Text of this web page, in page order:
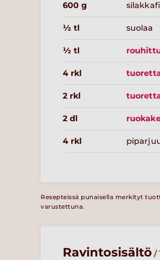
600 g
½ tl suolaa
½ tl
4 rkl
2 rkl
2 dl
4 rkl
Resepteissä punaisella merkityt
varustettuna.
Ravintosisältö /